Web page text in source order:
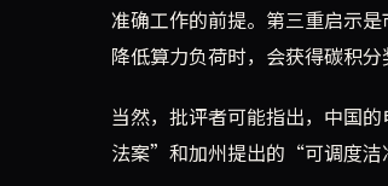
准确工作的前提。第三重启示
降低算力负荷时，会获得碳积
当然，批评者可能指出，中国
法案”和加州提出的“可调度洁